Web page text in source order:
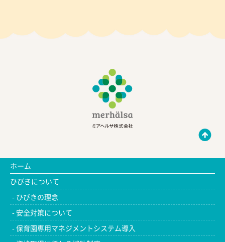
ホーム
ひびきについて
ひびきの理念
安全対策について
保育園専用マネジメントシステム導入